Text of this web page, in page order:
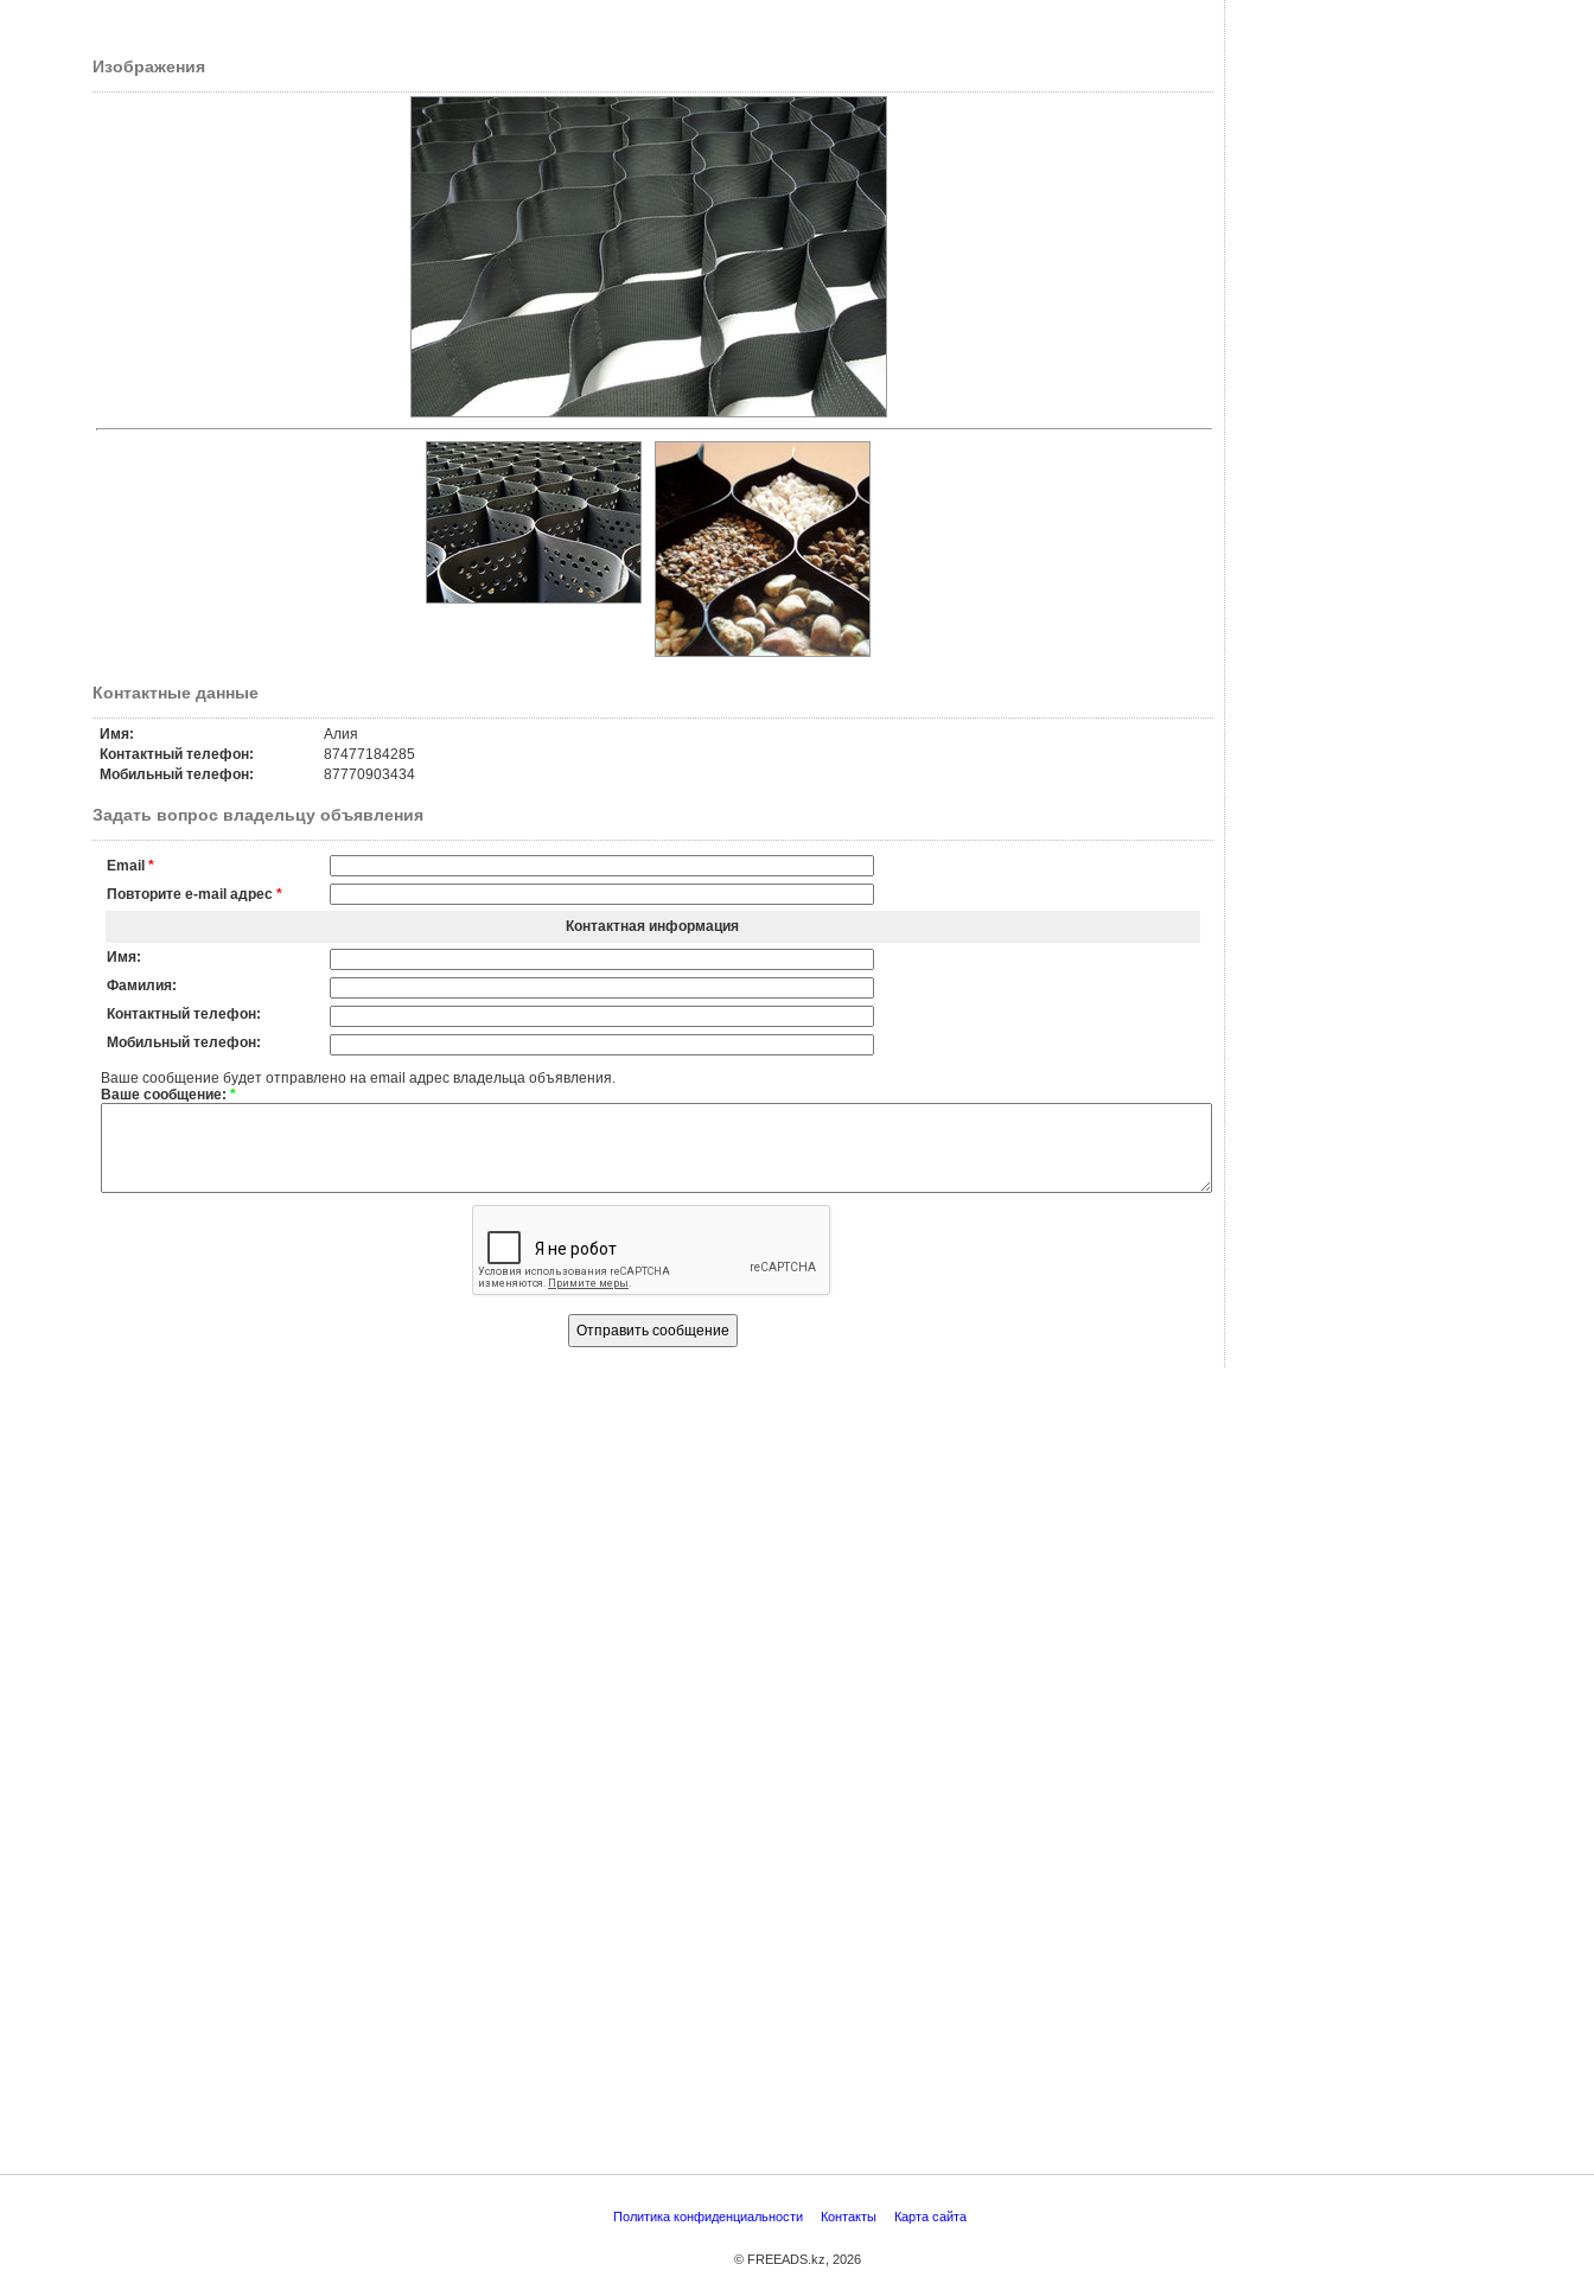
Изображения
Контактные данные
Имя:
Алия
Контактный телефон:
87477184285
Мобильный телефон:
87770903434
Задать вопрос владельцу объявления
Email *
Повторите e-mail адрес *
Контактная информация
Имя:
Фамилия:
Контактный телефон:
Мобильный телефон:
Ваше сообщение будет отправлено на email адрес владельца объявления.
Ваше сообщение: *
Политика конфиденциальности Контакты Карта сайта
© FREEADS.kz, 2026